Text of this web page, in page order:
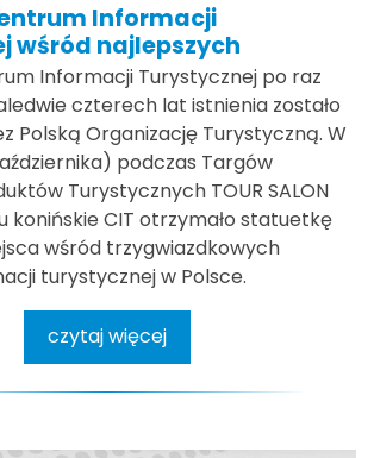
Informacji
wśród najlepszych
Informacji Turystycznej po raz
czterech lat istnienia zostało
Polską Organizację Turystyczną. W
podczas Targów
Turystycznych TOUR SALON
konińskie CIT otrzymało statuetkę
wśród trzygwiazdkowych
turystycznej w Polsce.
czytaj więcej